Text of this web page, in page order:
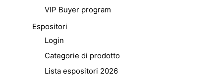
VIP Buyer program
Espositori
Login
Categorie di prodotto
Lista espositori 2026